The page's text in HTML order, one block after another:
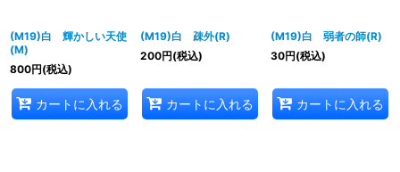
絞り込む
(M19)白 輝かしい天使
(M)
800円(税込)
カートに入れる
(M19)白 疎外(R)
200円(税込)
カートに入れる
(M19)白 弱者の師(R)
30円(税込)
カートに入れる